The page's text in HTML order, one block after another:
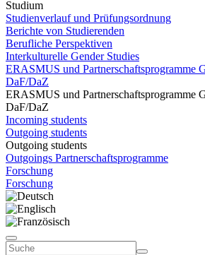
Studium
Studienverlauf und Prüfungsordnung
Berichte von Studierenden
Berufliche Perspektiven
Interkulturelle Gender Studies
ERASMUS und Partnerschaftsprogramme
DaF/DaZ
ERASMUS und Partnerschaftsprogramme
DaF/DaZ
Incoming students
Outgoing students
Outgoing students
Outgoings Partnerschaftsprogramme
Forschung
Forschung